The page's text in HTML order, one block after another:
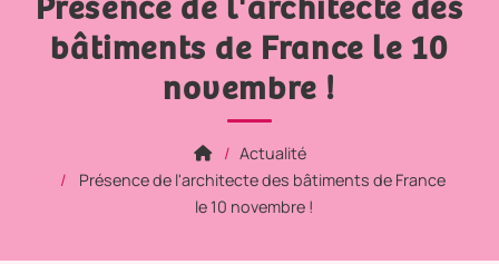
bâtiments de France le 10
novembre !
Actualité
Présence de l'architecte des bâtiments de France
le 10 novembre !